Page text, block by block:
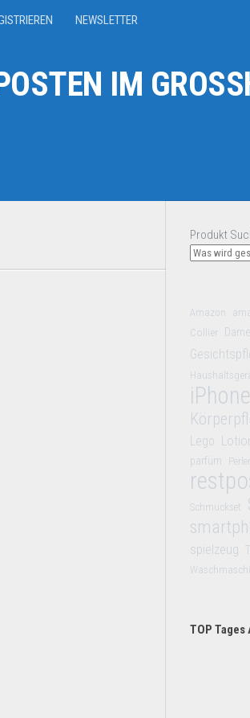
NEWSLETTER
IM
Produkt
Amazon
Collier
iPhone
Lego
parfüm
Schmuckset
spielzeug
TOP Tages